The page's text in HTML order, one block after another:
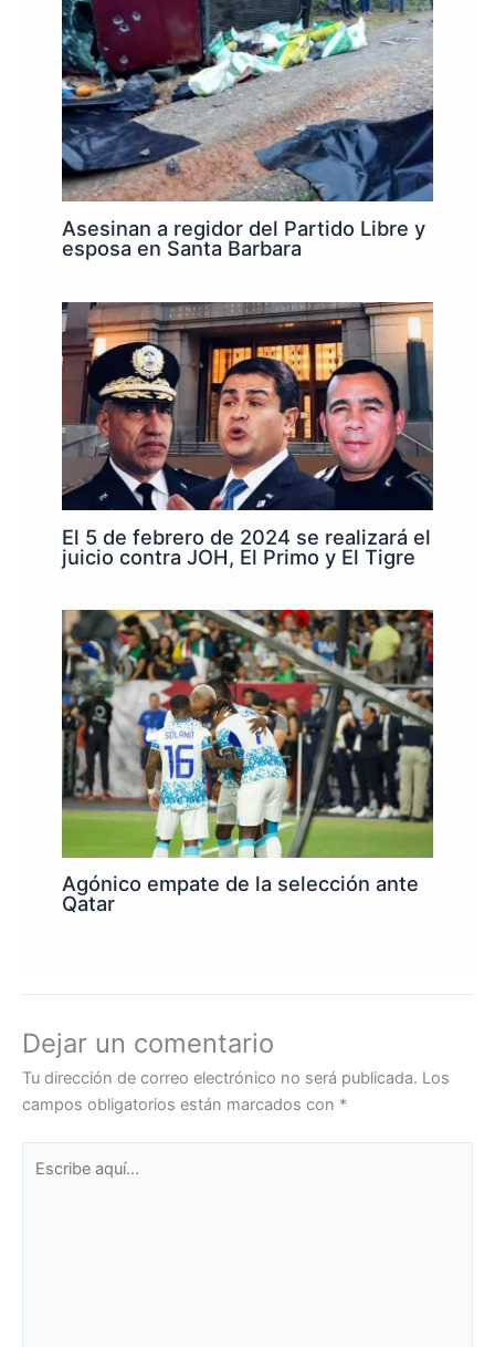
Asesinan a regidor del Partido Libre y
esposa en Santa Barbara
El 5 de febrero de 2024 se realizará el
juicio contra JOH, El Primo y El Tigre
Agónico empate de la selección ante
Qatar
Dejar un comentario
Tu dirección de correo electrónico no será publicada. Los
campos obligatorios están marcados con *
aquí...